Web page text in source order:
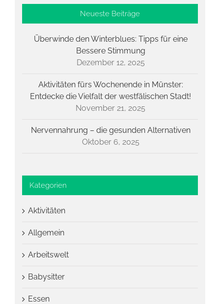
Neueste Beiträge
Überwinde den Winterblues: Tipps für eine
Bessere Stimmung
Dezember 12, 2025
Aktivitäten fürs Wochenende in Münster:
Entdecke die Vielfalt der westfälischen Stadt!
November 21, 2025
Nervennahrung – die gesunden Alternativen
Oktober 6, 2025
Kategorien
Aktivitäten
Allgemein
Arbeitswelt
Babysitter
Essen